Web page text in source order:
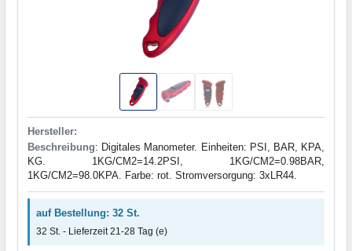
Hersteller:
Beschreibung: Digitales Manometer. Einheiten: PSI, BAR, KPA,
KG. 1KG/CM2=14.2PSI, 1KG/CM2=0.98BAR,
1KG/CM2=98.0KPA. Farbe: rot. Stromversorgung: 3xLR44.
auf Bestellung: 32 St.
32 St. - Lieferzeit 21-28 Tag (e)